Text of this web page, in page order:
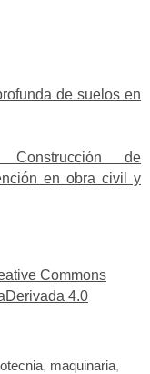
de suelos en
de
en obra civil y
Commons
4.0
, maquinaria,